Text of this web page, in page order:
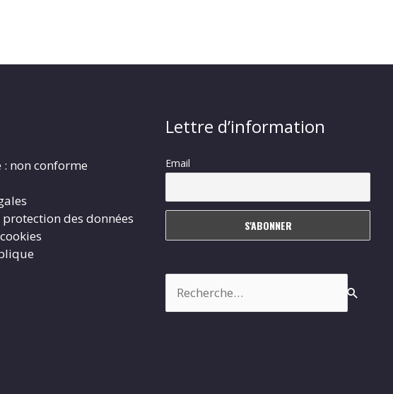
non conforme
des données
Lettre d’information
Email